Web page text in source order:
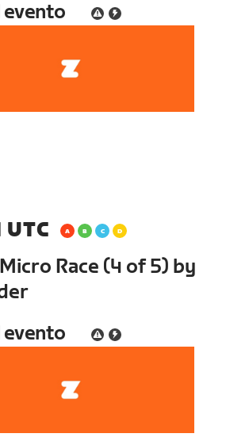
evento
UTC
Race (4 of 5) by
evento